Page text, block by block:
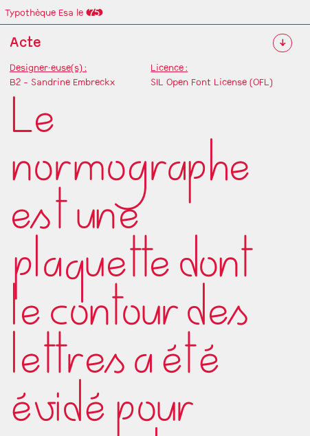
Typothèque Esa le Septantecinq
Acte ↓
Designer·euse(s) :
B2 - Sandrine Embreckx
Licence :
SIL Open Font License (OFL)
Le
normographe
est une
plaquette dont
le contour des
lettres a été
évidé pour